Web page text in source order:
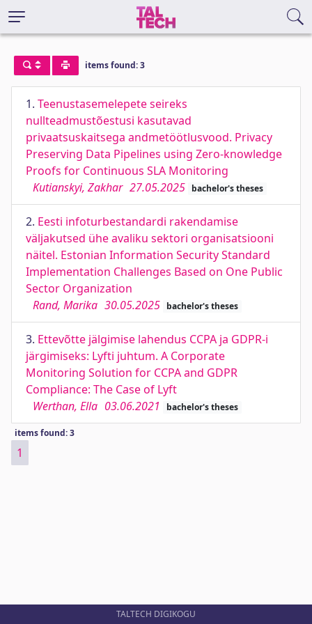
items found: 3
1. Teenustasemelepete seireks
nullteadmustõestusi kasutavad
privaatsuskaitsega andmetöötlusvood. Privacy
Preserving Data Pipelines using Zero-knowledge
Proofs for Continuous SLA Monitoring
Kutianskyi, Zakhar 27.05.2025 bachelor's theses
2. Eesti infoturbestandardi rakendamise
väljakutsed ühe avaliku sektori organisatsiooni
näitel. Estonian Information Security Standard
Implementation Challenges Based on One Public
Sector Organization
Rand, Marika 30.05.2025 bachelor's theses
3. Ettevõtte jälgimise lahendus CCPA ja GDPR-i
järgimiseks: Lyfti juhtum. A Corporate
Monitoring Solution for CCPA and GDPR
Compliance: The Case of Lyft
Werthan, Ella 03.06.2021 bachelor's theses
items found: 3
1
TALTECH DIGIKOGU